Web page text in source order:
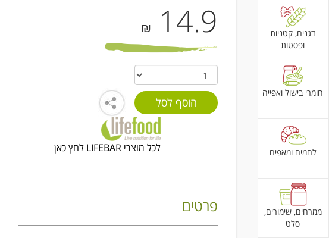
דגנים, קטניות
ופסטות
חומרי בישול ואפייה
לחמים ומאפים
ממרחים, שימורים,
סלט
14.9
₪
לכל מוצרי LIFEBAR לחץ כאן
פרטים